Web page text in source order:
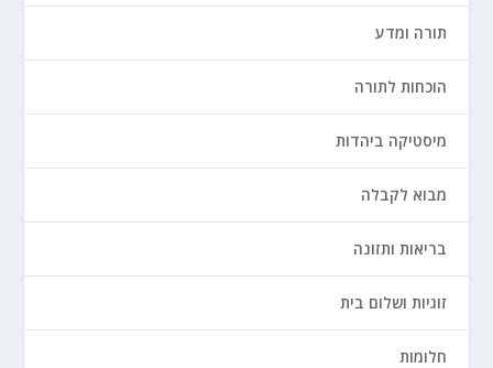
תורה ומדע
הוכחות לתורה
מיסטיקה ביהדות
מבוא לקבלה
בריאות ותזונה
זוגיות ושלום בית
חלומות